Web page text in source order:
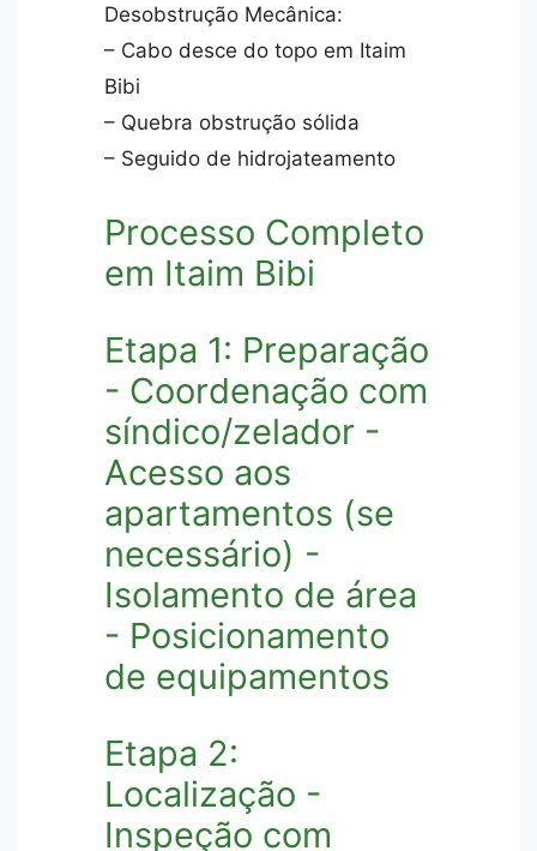
Desobstrução Mecânica:
– Cabo desce do topo em Itaim
Bibi
– Quebra obstrução sólida
– Seguido de hidrojateamento
Processo Completo
em Itaim Bibi
Etapa 1: Preparação
- Coordenação com
síndico/zelador -
Acesso aos
apartamentos (se
necessário) -
Isolamento de área
- Posicionamento
de equipamentos
Etapa 2:
Localização -
Inspeção com